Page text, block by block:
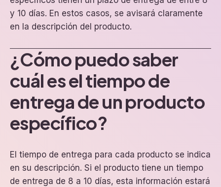
y 10 días. En estos casos, se avisará claramente
en la descripción del producto.
¿Cómo puedo saber
cuál es el tiempo de
entrega de un producto
específico?
El tiempo de entrega para cada producto se indica
en su descripción. Si el producto tiene un tiempo
de entrega de 8 a 10 días, esta información estará